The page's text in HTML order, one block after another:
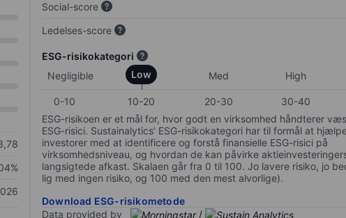
Social-score
Ledelses-score
ESG-risikokategori
Negligible
Low Med High
0-10 10-20 20-30 30-40
ESG-risikoen er et mål for, hvor godt en virksomhed håndterer
ESG-risici. Sustainalytics’ ESG-risikokategori har til formål at
investorer med at identificere og forstå finansielle ESG-risici på
virksomhedsniveau, og hvordan de kan påvirke
langsigtede afkast. Skalaen går fra 0 til 100. Jo lavere risiko, jo
lig med ingen risiko, og 100 med den mest alvorlige).
Download ESG-risikometode
Data provided by
/